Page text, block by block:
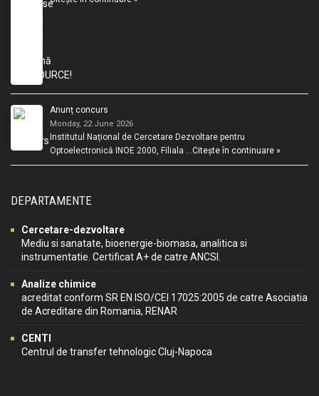
Anunț concurs
Monday, 22 June 2026
Institutul Național de Cercetare Dezvoltare pentru
Optoelectronică INOE 2000, Filiala …Citește în continuare »
DEPARTAMENTE
Cercetare-dezvoltare
Mediu si sanatate, bioenergie-biomasa, analitica si
instrumentatie. Certificat A+ de catre ANCSI.
Analize chimice
acreditat conform SR EN ISO/CEI 17025:2005 de catre Asociatia
de Acreditare din Romania, RENAR
CENTI
Centrul de transfer tehnologic Cluj-Napoca